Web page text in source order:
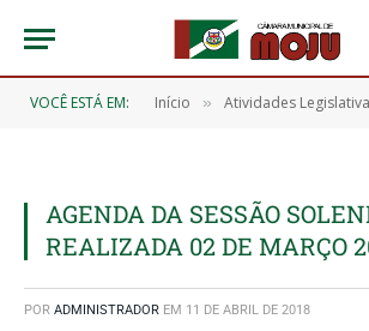
VOCÊ ESTÁ EM: Início » Atividades
AGENDA DA SESSÃO
REALIZADA 02 DE MARÇO
POR ADMINISTRADOR EM 11 DE ABRIL DE 2018